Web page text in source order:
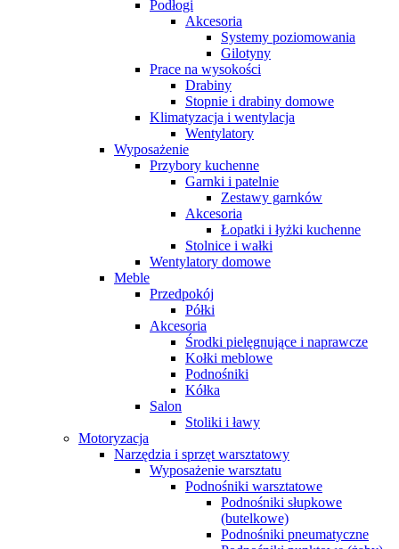
Podłogi
Akcesoria
Systemy poziomowania
Gilotyny
Prace na wysokości
Drabiny
Stopnie i drabiny domowe
Klimatyzacja i wentylacja
Wentylatory
Wyposażenie
Przybory kuchenne
Garnki i patelnie
Zestawy garnków
Akcesoria
Łopatki i łyżki kuchenne
Stolnice i wałki
Wentylatory domowe
Meble
Przedpokój
Półki
Akcesoria
Środki pielęgnujące i naprawcze
Kołki meblowe
Podnośniki
Kółka
Salon
Stoliki i ławy
Motoryzacja
Narzędzia i sprzęt warsztatowy
Wyposażenie warsztatu
Podnośniki warsztatowe
Podnośniki słupkowe
(butelkowe)
Podnośniki pneumatyczne